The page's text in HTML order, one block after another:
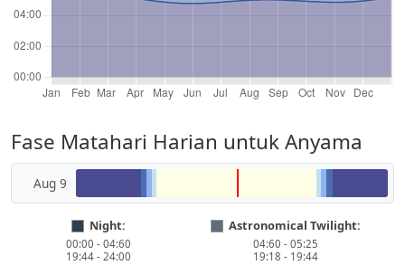
Fase Matahari Harian untuk Anyama
Aug 9
Night:
00:00 - 04:60
19:44 - 24:00
Astronomical Twilight:
04:60 - 05:25
19:18 - 19:44